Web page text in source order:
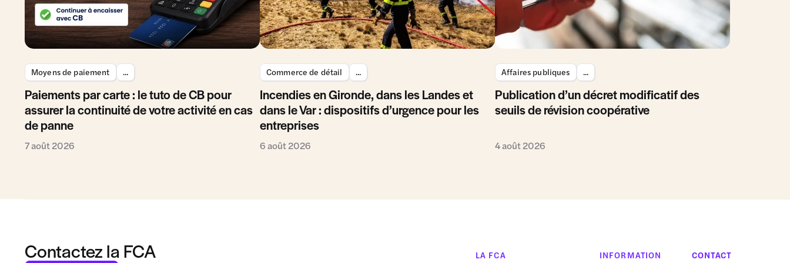
Moyens de paiement ...
Paiements par carte : le tuto de CB pour
assurer la continuité de votre activité en cas
de panne
7 août 2026
Commerce de détail ...
Incendies en Gironde, dans les Landes et
dans le Var : dispositifs d’urgence pour les
entreprises
6 août 2026
Affaires publiques ...
Publication d’un décret modificatif des
seuils de révision coopérative
4 août 2026
Contactez la FCA LA FCA INFORMATION CONTACT